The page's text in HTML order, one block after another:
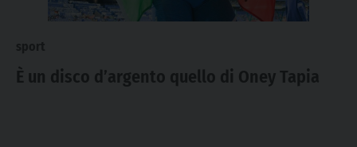
È un disco d’argento quello di Oney Tapia